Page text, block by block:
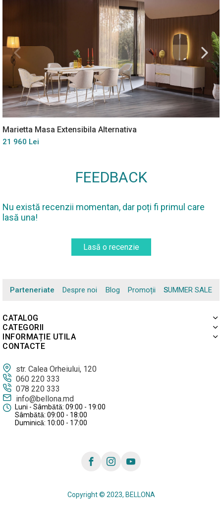
Marietta Masa Extensibila Alternativa
21 960 Lei
FEEDBACK
Nu există recenzii momentan, dar poți fi primul care
lasă una!
Lasă o recenzie
Parteneriate Despre noi Blog Promoții SUMMER SALE
CATALOG
CATEGORII
INFORMAȚIE UTILA
CONTACTE
str. Calea Orheiului, 120
060 220 333
078 220 333
info@bellona.md
Luni - Sâmbătă: 09:00 - 19:00
Sâmbătă: 09:00 - 18:00
Duminică: 10:00 - 17:00
Copyright © 2023, BELLONA